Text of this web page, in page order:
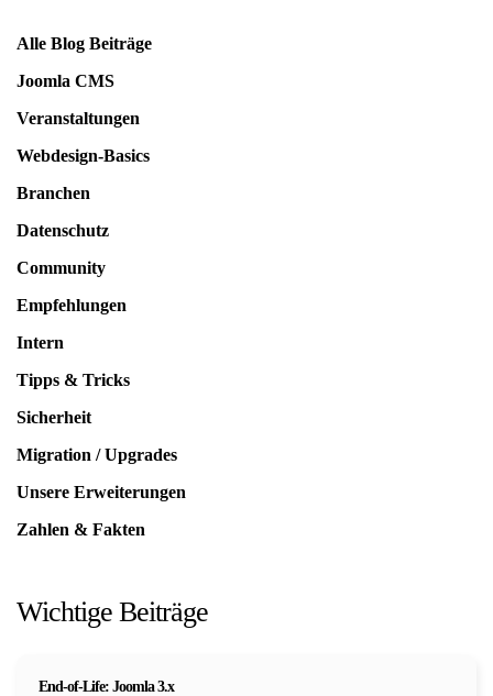
Alle Blog Beiträge
Joomla CMS
Veranstaltungen
Webdesign-Basics
Branchen
Datenschutz
Community
Empfehlungen
Intern
Tipps & Tricks
Sicherheit
Migration / Upgrades
Unsere Erweiterungen
Zahlen & Fakten
Wichtige Beiträge
End-of-Life: Joomla 3.x